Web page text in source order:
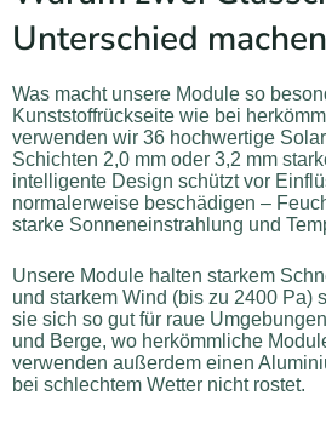
Unterschied machen
Was macht unsere Module so
Kunststoffrückseite wie bei
verwenden wir 36 hochwertige
Schichten 2,0 mm oder 3,2 mm
intelligente Design schützt vor
normalerweise beschädigen –
starke Sonneneinstrahlung und
Unsere Module halten starkem
und starkem Wind (bis zu 2400 Pa)
sie sich so gut für raue
und Berge, wo herkömmliche
verwenden außerdem einen
bei schlechtem Wetter nicht rostet.